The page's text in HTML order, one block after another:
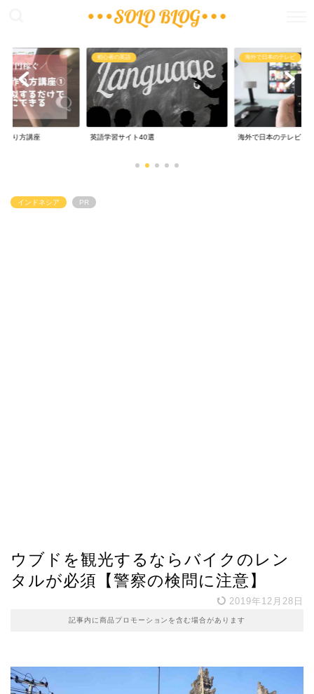
海外で日本のテレビ
海外で日本のテレビ
無料で留学
0円留学からノマド
インドネシア PR
ウブドを観光するならバイクのレン
タルが必須【警察の検問に注意】
2019年12月28日
記事内に商品プロモーションを含む場合があります